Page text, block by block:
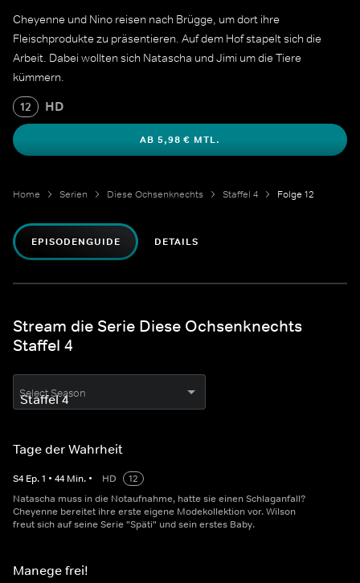
Cheyenne und Nino reisen nach Brügge, um dort ihre
Fleischprodukte zu präsentieren. Auf dem Hof stapelt sich die
Arbeit. Dabei wollten sich Natascha und Jimi um die Tiere
kümmern.
12 HD
AB 5,98 € MTL.
Home Serien Diese Ochsenknechts Staffel 4 Folge 12
EPISODENGUIDE DETAILS
Stream die Serie Diese Ochsenknechts
Staffel 4
Select Season
Tage der Wahrheit
S4 Ep.1 • 44 Min. • HD
12
Natascha muss in die Notaufnahme, hatte sie einen Schlaganfall?
Cheyenne bereitet ihre erste eigene Modekollektion vor. Wilson
freut sich auf seine Serie "Späti" und sein erstes Baby.
Manege frei!